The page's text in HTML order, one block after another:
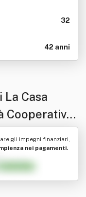
32
42 anni
La Casa
Cooperativa
gli impegni finanziari,
nei pagamenti.